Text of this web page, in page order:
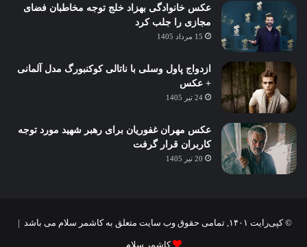
عکس خانوادگی بهزاد خلج توجه مخاطبان فضای
مجازی را جلب کرد
15 مرداد 1405
ازدواج پاول وسلی با ناتالی کوکنبورگ مدل آلمانی
+ عکس
24 تیر 1405
عکس مهران غفوریان برای رهبر شهید مورد توجه
کاربران قرار گرفت
20 تیر 1405
© کپی‌رایت ۱۴۰۱, تمامی حقوق وب سایت متعلق به کاشمر سلام می باشد |
کاشمر سلام